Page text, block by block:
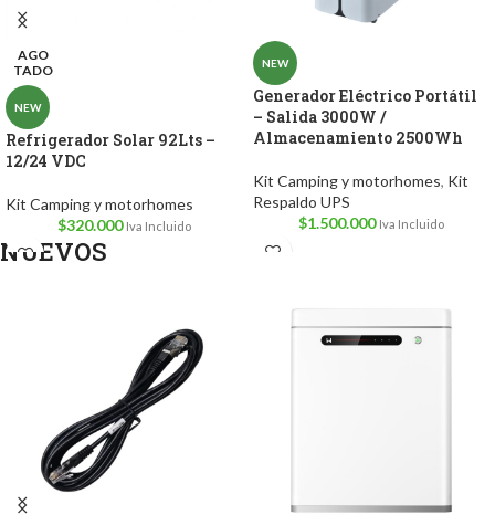
AGO
TADO
NEW
Refrigerador Solar 92Lts –
12/24 VDC
Kit Camping y motorhomes
$320.000 Iva Incluido
NEW
Generador Eléctrico Portátil
– Salida 3000W /
Almacenamiento 2500Wh
Kit Camping y motorhomes, Kit
Respaldo UPS
$1.500.000 Iva Incluido
NUEVOS